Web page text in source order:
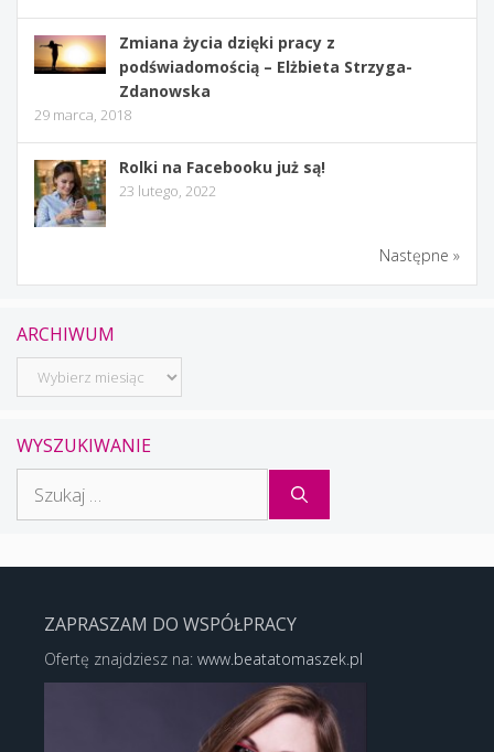
Zmiana życia dzięki pracy z
podświadomością – Elżbieta Strzyga-
Zdanowska
29 marca, 2018
Rolki na Facebooku już są!
23 lutego, 2022
Następne »
ARCHIWUM
Archiwum
WYSZUKIWANIE
ZAPRASZAM DO WSPÓŁPRACY
Ofertę znajdziesz na: www.beatatomaszek.pl